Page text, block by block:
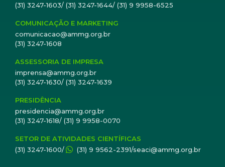
(31) 3247-1603/ (31) 3247-1644/ (31) 9 9958-6525
COMUNICAÇÃO E MARKETING
comunicacao@ammg.org.br
(31) 3247-1608
ASSESSORIA DE IMPRESA
imprensa@ammg.org.br
(31) 3247-1630/ (31) 3247-1639
PRESIDÊNCIA
presidencia@ammg.org.br
(31) 3247-1618/ (31) 9 9958-0070
SETOR DE ATIVIDADES CIENTÍFICAS
(31) 3247-1600/
(31) 9 9562-2391/seaci@ammg.org.br